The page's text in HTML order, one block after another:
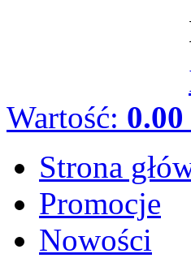
Wartość:
Strona
Promocje
Nowości